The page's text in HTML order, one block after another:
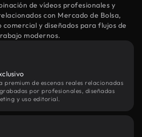
de vídeos profesionales y
con Mercado de Bolsa,
comercial y diseñados para flujos de
modernos.
premium de escenas reales relacionadas
por profesionales, diseñadas
y uso editorial.